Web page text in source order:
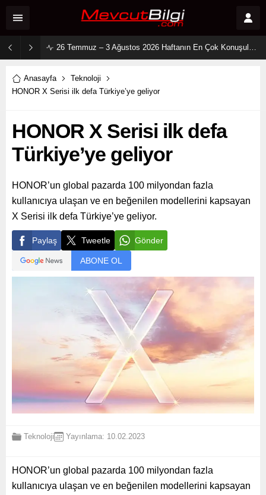
2 Ağustos 2026 Sosyal Medya Reyting Sonuçları: “Daha 17” Ekranlara Ambargo Koydu!
Anasayfa
Teknoloji
HONOR X Serisi ilk defa Türkiye’ye geliyor
HONOR X Serisi ilk defa
Türkiye’ye geliyor
HONOR’un global pazarda 100 milyondan fazla
kullanıcıya ulaşan ve en beğenilen modellerini kapsayan
X Serisi ilk defa Türkiye’ye geliyor.
Paylaş Tweetle Gönder
ABONE OL
Teknoloji Yayınlama: 10.02.2023
HONOR’un global pazarda 100 milyondan fazla
kullanıcıya ulaşan ve en beğenilen modellerini kapsayan